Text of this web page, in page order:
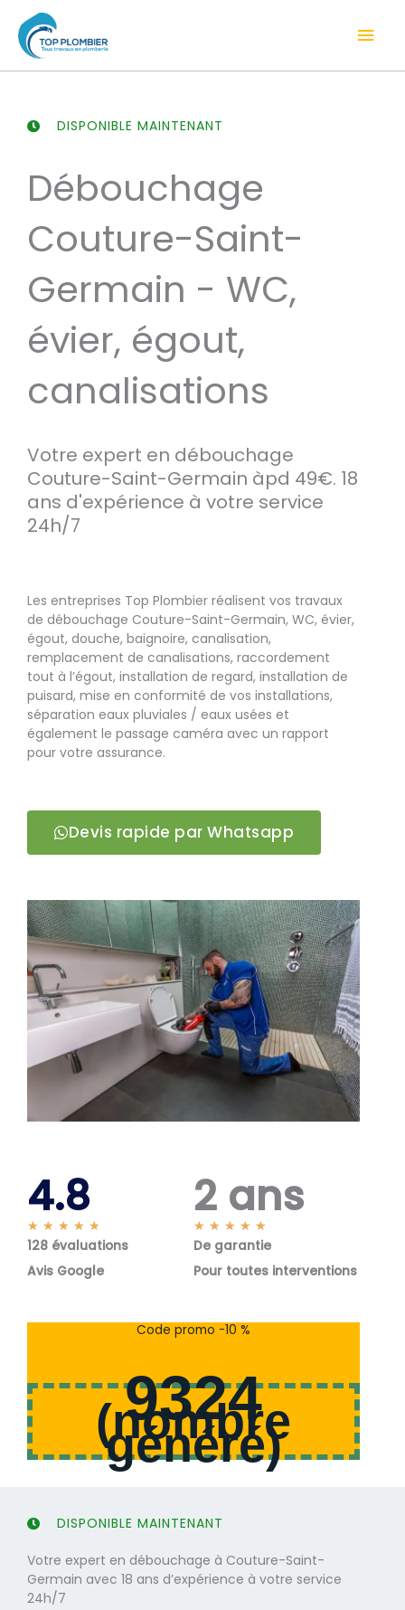
contenu
DISPONIBLE MAINTENANT
Débouchage
Couture-Saint-
Germain - WC,
évier, égout,
canalisations
Votre expert en débouchage
Couture-Saint-Germain àpd 49€. 18
ans d'expérience à votre service
24h/7
Les entreprises Top Plombier réalisent vos travaux
de débouchage Couture-Saint-Germain, WC, évier,
égout, douche, baignoire, canalisation,
remplacement de canalisations, raccordement
tout à l’égout, installation de regard, installation de
puisard, mise en conformité de vos installations,
séparation eaux pluviales / eaux usées et
également le passage caméra avec un rapport
pour votre assurance.
Devis rapide par Whatsapp
4.8
★ ★ ★ ★ ★
o
s
128 évaluations
Avis Google
2 ans
★ ★ ★ ★ ★
o
s
De garantie
Pour toutes interventions
Code promo -10 %
9324
(nombre
généré)
DISPONIBLE MAINTENANT
Votre expert en débouchage à Couture-Saint-
Germain avec 18 ans d’expérience à votre service
24h/7